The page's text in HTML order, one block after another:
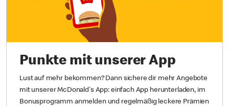
Punkte mit unserer App
Lust auf mehr bekommen? Dann sichere dir mehr Angebote
mit unserer McDonald's App: einfach App herunterladen, im
Bonusprogramm anmelden und regelmäßig leckere Prämien